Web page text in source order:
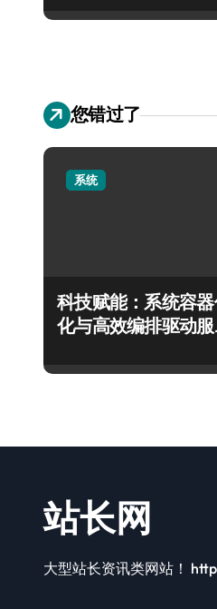
您错过了
系统
科技赋能：系统容
化与高效编排驱动服
站长网
大型站长资讯类网站！